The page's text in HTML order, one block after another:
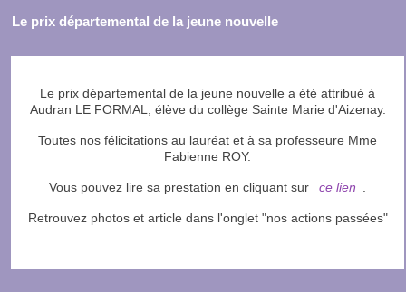
Le prix départemental de la jeune nouvelle
Le prix départemental de la jeune nouvelle a été attribué à
Audran LE FORMAL, élève du collège Sainte Marie d'Aizenay.
Toutes nos félicitations au lauréat et à sa professeure Mme
Fabienne ROY.
Vous pouvez lire sa prestation en cliquant sur ce lien
Retrouvez photos et article dans l'onglet "nos actions passées"